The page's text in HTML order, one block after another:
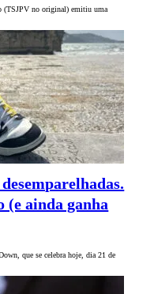
(TSJPV no original) emitiu uma
(e ainda ganha
que se celebra hoje, dia 21 de